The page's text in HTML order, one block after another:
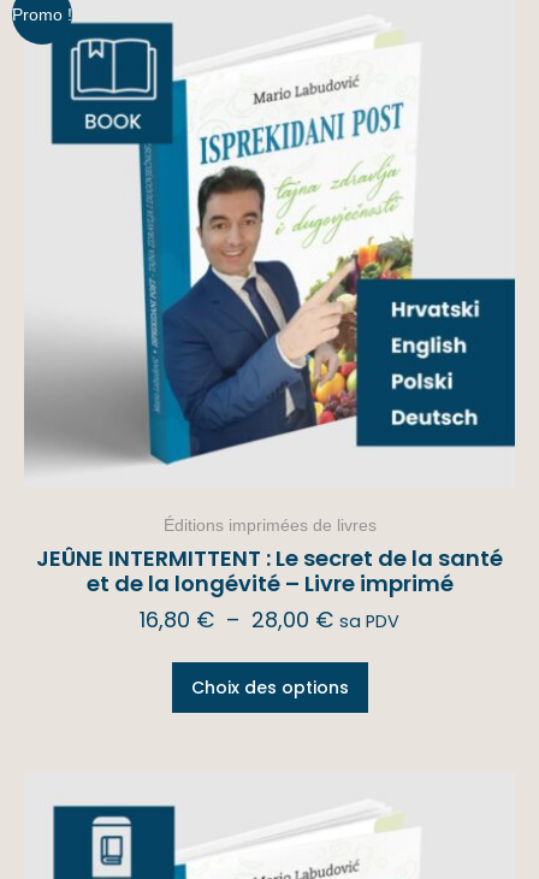
Promo !
Éditions imprimées de livres
JEÛNE INTERMITTENT : Le secret de la santé
et de la longévité – Livre imprimé
16,80 € – 28,00 € sa PDV
Choix des options